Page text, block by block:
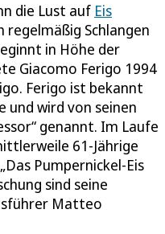
die Lust auf Eis
regelmäßig Schlangen
in Höhe der
Giacomo Ferigo 1994
Ferigo ist bekannt
und wird von seinen
genannt. Im Laufe
61-Jährige
Pumpernickel-Eis
sind seine
Matteo